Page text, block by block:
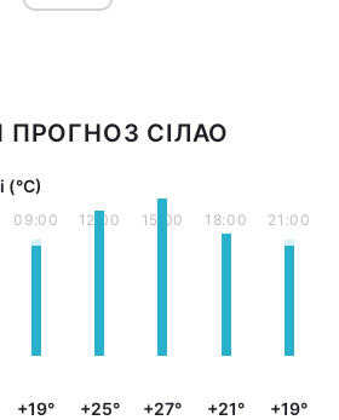
СІЛАО
(°С)
09:00
+19°
12:00
+25°
15:00
+27°
18:00
+21°
21:00
+19°